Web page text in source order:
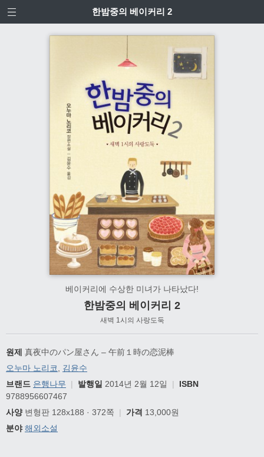
한밤중의 베이커리 2
베이커리에 수상한 미녀가 나타났다!
한밤중의 베이커리 2
새벽 1시의 사랑도둑
원제 真夜中のパン屋さん – 午前１時の恋泥棒
오누마 노리코
김윤수
브랜드 은행나무 | 발행일 2014년 2월 12일 |
ISBN
9788956607467
사양변형판 128x188 · 372쪽 | 가격 13,000원
분야 해외소설